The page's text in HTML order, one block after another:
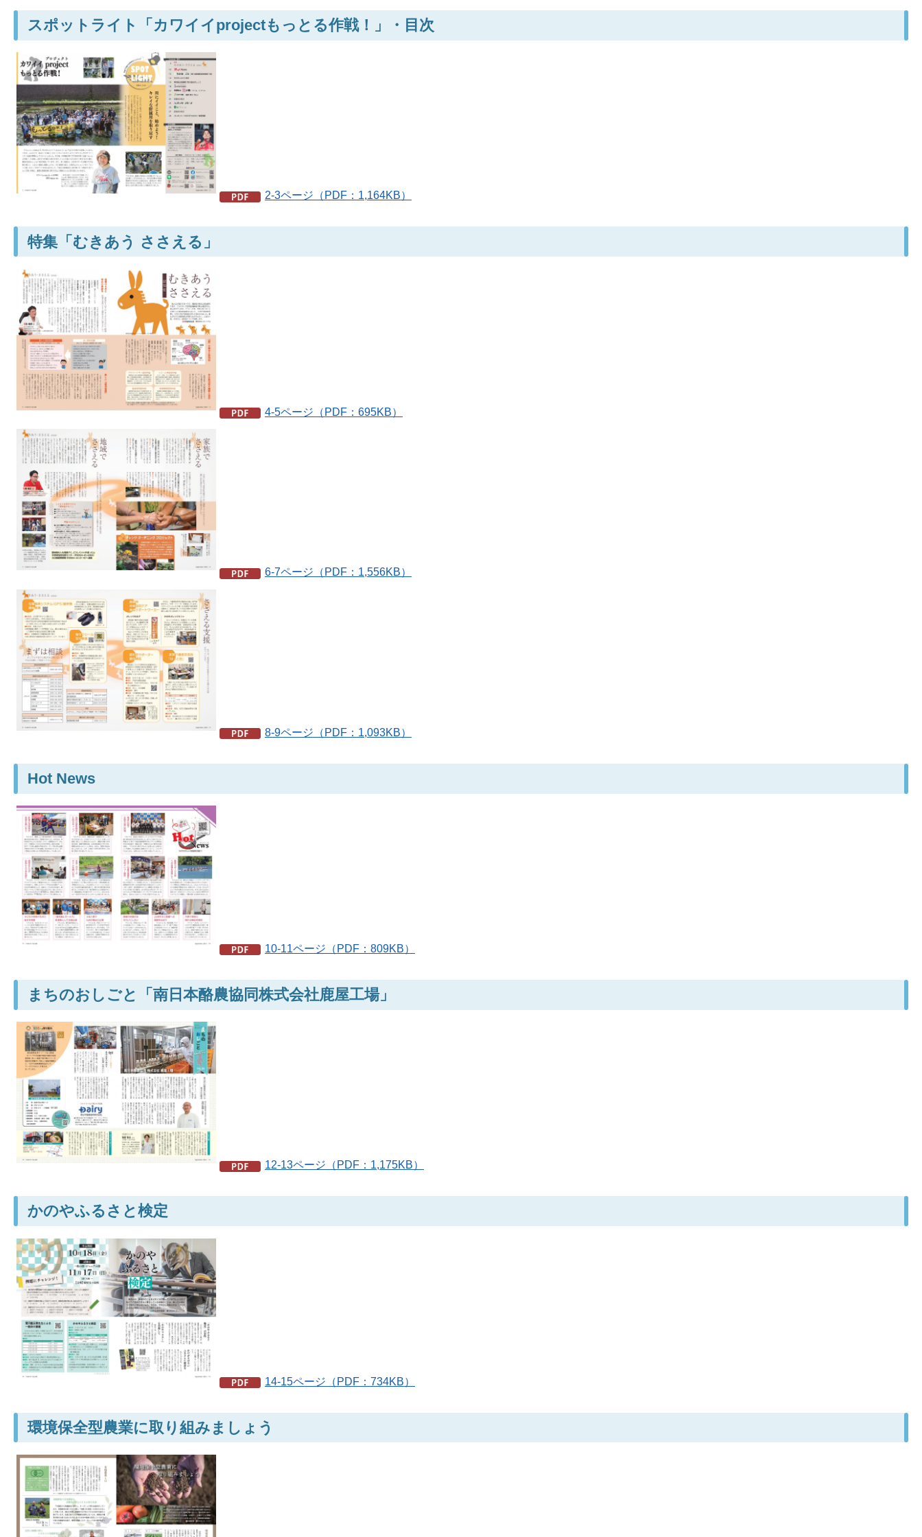
スポットライト「カワイイprojectもっとる作戦！」・目次
2-3ページ（PDF：1,164KB）
特集「むきあう ささえる」
4-5ページ（PDF：695KB）
6-7ページ（PDF：1,556KB）
8-9ページ（PDF：1,093KB）
Hot News
10-11ページ（PDF：809KB）
まちのおしごと「南日本酪農協同株式会社鹿屋工場」
12-13ページ（PDF：1,175KB）
かのやふるさと検定
14-15ページ（PDF：734KB）
環境保全型農業に取り組みましょう